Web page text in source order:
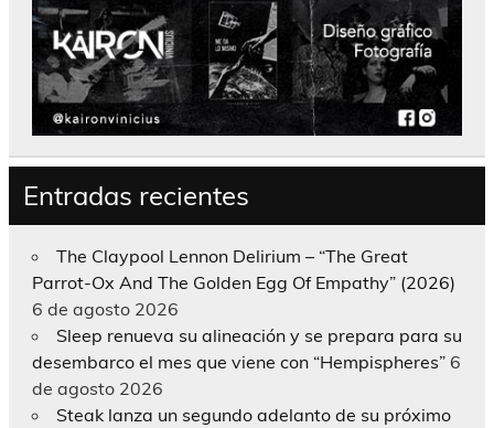
Entradas recientes
The Claypool Lennon Delirium – “The Great
Parrot-Ox And The Golden Egg Of Empathy” (2026)
6 de agosto 2026
Sleep renueva su alineación y se prepara para su
desembarco el mes que viene con “Hempispheres” 6
de agosto 2026
Steak lanza un segundo adelanto de su próximo